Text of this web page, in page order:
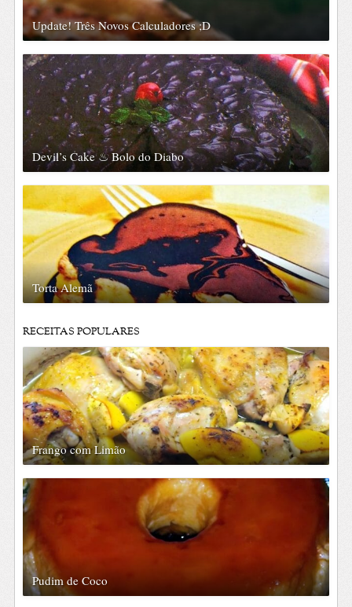
Update! Três Novos Calculadores ;D
Devil’s Cake ♨ Bolo do Diabo
Torta Alemã
RECEITAS POPULARES
Frango com Limão
Pudim de Coco